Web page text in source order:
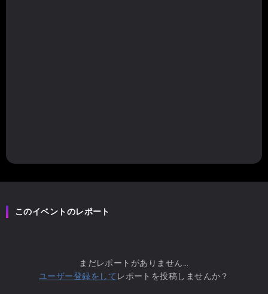
このイベントのレポート
まだレポートがありません...
ユーザー登録をして レポートを投稿しませんか？